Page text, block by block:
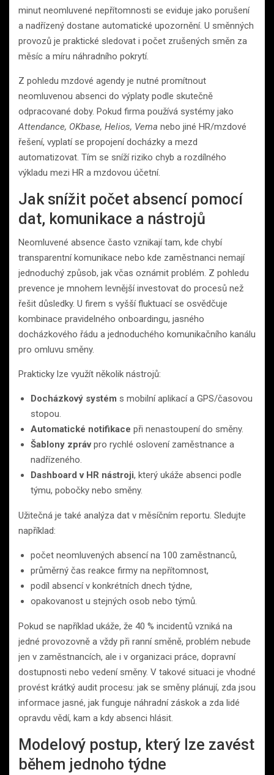
minut neomluvené nepřítomnosti se eviduje jako porušení
a nadřízený dostane automatické upozornění. U směnných
provozů je praktické sledovat i počet zrušených směn za
měsíc a míru náhradního pokrytí.
Z pohledu mzdové agendy je nutné promítnout
neomluvenou absenci do výplaty podle skutečně
odpracované doby. Pokud firma používá systémy jako
Attendance, OKbase, Helios, Vema nebo jiné HR/mzdové
řešení, vyplatí se propojení docházky a mezd
automatizovat. Tím se sníží riziko chyb a rozdílného
výkladu mezi HR a mzdovou účetní.
Jak snížit počet absencí pomocí
dat, komunikace a nástrojů
Neomluvené absence často vznikají tam, kde chybí
transparentní komunikace nebo kde zaměstnanci nemají
jednoduchý způsob, jak včas oznámit problém. Z pohledu
prevence je mnohem levnější investovat do procesů než
řešit důsledky. U firem s vyšší fluktuací se osvědčuje
kombinace pravidelného onboardingu, jasného
docházkového řádu a jednoduchého komunikačního kanálu
pro omluvu směny.
Prakticky lze využít několik nástrojů:
Docházkový systém s mobilní aplikací a GPS/časovou
stopou.
Automatické notifikace při nenastoupení do směny.
Šablony zprávpro rychlé oslovení zaměstnance a
nadřízeného.
Dashboard v HR nástroji, který ukáže absenci podle
týmu, pobočky nebo směny.
Užitečná je také analýza dat v měsíčním reportu. Sledujte
například:
počet neomluvených absencí na 100 zaměstnanců,
průměrný čas reakce firmy na nepřítomnost,
podíl absencí v konkrétních dnech týdne,
opakovanost u stejných osob nebo týmů.
Pokud se například ukáže, že 40 % incidentů vzniká na
jedné provozovně a vždy při ranní směně, problém nebude
jen v zaměstnancích, ale i v organizaci práce, dopravní
dostupnosti nebo vedení směny. V takové situaci je vhodné
provést krátký audit procesu: jak se směny plánují, zda jsou
informace jasné, jak funguje náhradní záskok a zda lidé
opravdu vědí, kam a kdy absenci hlásit.
Modelový postup, který lze zavést
během jednoho týdne